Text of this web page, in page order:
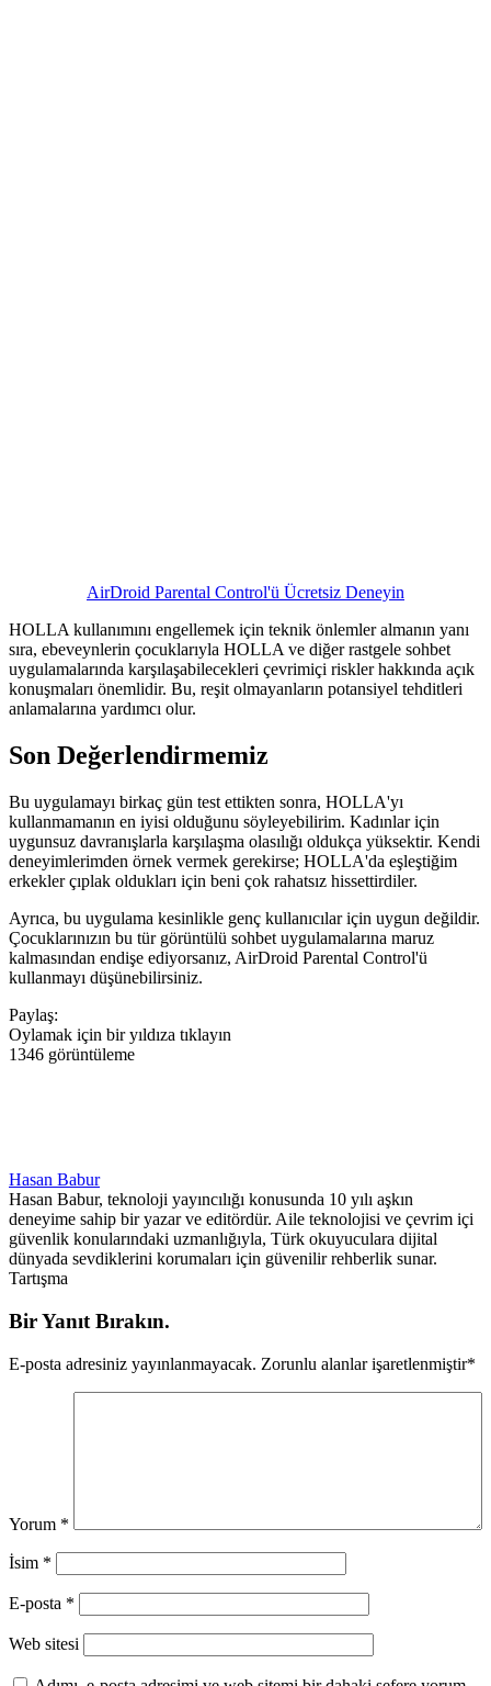
AirDroid Parental Control'ü Ücretsiz Deneyin
HOLLA kullanımını engellemek için teknik önlemler almanın yanı
sıra, ebeveynlerin çocuklarıyla HOLLA ve diğer rastgele sohbet
uygulamalarında karşılaşabilecekleri çevrimiçi riskler hakkında açık
konuşmaları önemlidir. Bu, reşit olmayanların potansiyel tehditleri
anlamalarına yardımcı olur.
Son Değerlendirmemiz
Bu uygulamayı birkaç gün test ettikten sonra, HOLLA'yı
kullanmamanın en iyisi olduğunu söyleyebilirim. Kadınlar için
uygunsuz davranışlarla karşılaşma olasılığı oldukça yüksektir. Kendi
deneyimlerimden örnek vermek gerekirse; HOLLA'da eşleştiğim
erkekler çıplak oldukları için beni çok rahatsız hissettirdiler.
Ayrıca, bu uygulama kesinlikle genç kullanıcılar için uygun değildir.
Çocuklarınızın bu tür görüntülü sohbet uygulamalarına maruz
kalmasından endişe ediyorsanız, AirDroid Parental Control'ü
kullanmayı düşünebilirsiniz.
Paylaş:
Oylamak için bir yıldıza tıklayın
1346 görüntüleme
Hasan Babur
Hasan Babur, teknoloji yayıncılığı konusunda 10 yılı aşkın
deneyime sahip bir yazar ve editördür. Aile teknolojisi ve çevrim içi
güvenlik konularındaki uzmanlığıyla, Türk okuyuculara dijital
dünyada sevdiklerini korumaları için güvenilir rehberlik sunar.
Tartışma
Bir Yanıt Bırakın.
E-posta adresiniz yayınlanmayacak. Zorunlu alanlar işaretlenmiştir*
Yorum *
İsim *
E-posta *
Web sitesi